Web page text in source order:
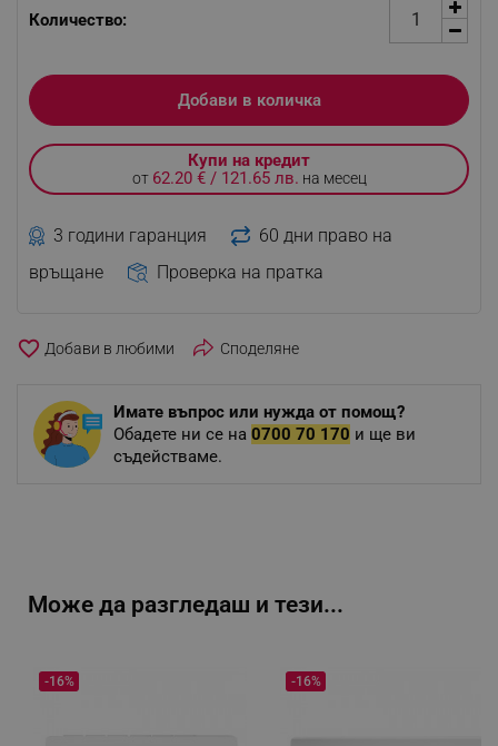
Количество:
Добави в количка
Купи на кредит
от 62.20 € / 121.65 лв. на месец
3 години гаранция
60 дни право на
връщане
Проверка на пратка
favorite_border Споделяне
Имате въпрос или нужда от помощ?
Обадете ни се на 0700 70 170 и ще ви
съдействаме.
Може да разгледаш и тези...
-16% -16%